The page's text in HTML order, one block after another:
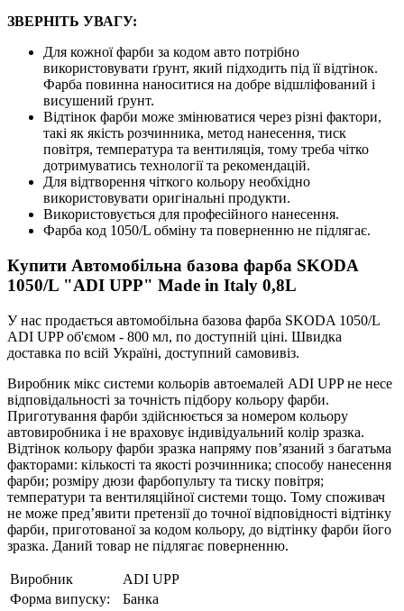
ЗВЕРНІТЬ УВАГУ:
Для кожної фарби за кодом авто потрібно
використовувати ґрунт, який підходить під її відтінок.
Фарба повинна наноситися на добре відшліфований і
висушений ґрунт.
Відтінок фарби може змінюватися через різні фактори,
такі як якість розчинника, метод нанесення, тиск
повітря, температура та вентиляція, тому треба чітко
дотримуватись технології та рекомендацій.
Для відтворення чіткого кольору необхідно
використовувати оригінальні продукти.
Використовується для професійного нанесення.
Фарба код 1050/L обміну та поверненню не підлягає.
Купити Автомобільна базова фарба SKODA
1050/L "ADI UPP" Made in Italy 0,8L
У нас продається автомобільна базова фарба SKODA 1050/L
ADI UPP об'ємом - 800 мл, по доступній ціні. Швидка
доставка по всій Україні, доступний самовивіз.
Виробник мікс системи кольорів автоемалей ADI UPP не несе
відповідальності за точність підбору кольору фарби.
Приготування фарби здійснюється за номером кольору
автовиробника і не враховує індивідуальний колір зразка.
Відтінок кольору фарби зразка напряму пов’язаний з багатьма
факторами: кількості та якості розчинника; способу нанесення
фарби; розміру дюзи фарбопульту та тиску повітря;
температури та вентиляційної системи тощо. Тому споживач
не може пред’явити претензії до точної відповідності відтінку
фарби, приготованої за кодом кольору, до відтінку фарби його
зразка. Даний товар не підлягає поверненню.
Виробник
ADI UPP
Форма випуску:
Банка